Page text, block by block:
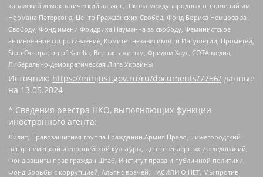
канадский демократический альянс, Школа международных отношений им
Нормана Патерсона, Центр Гражданских Свобод, Фонд Бориса Немцова за
Свободу, Фонд имени Фридриха Науманна за свободу, Феминистское
антивоенное сопротивление, Комитет независимости Ингушетии, Прометей,
Stop Occupation of Karelia, Вернись живым, Фридом Хаус, СОТА медиа,
Либерально-демократическая Лига Украины
Источник: https://minjust.gov.ru/ru/documents/7756/ данные
на 13.05.2024
* Сведения реестра НКО, выполняющих функции
иностранного агента:
Лилит, Правозащитная группа Гражданин.Армия.Право, Нижегородский
центр немецкой и европейской культуры, Центр гендерных исследований,
Фонд защиты прав граждан Штаб, Институт права и публичной политики,
Фонд борьбы с коррупцией, Альянс врачей, НАСИЛИЮ.НЕТ, Мы против